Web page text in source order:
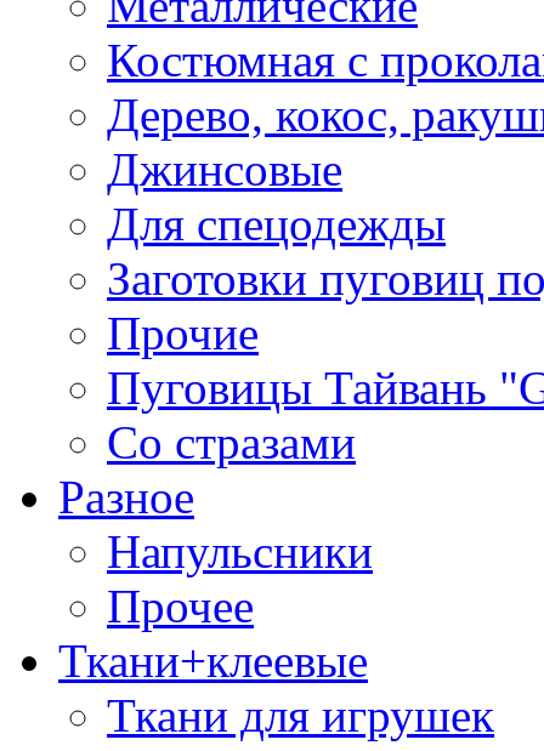
Костюмная с
Дерево, кокос,
Джинсовые
Для спецодежды
Заготовки пуговиц
Прочие
Пуговицы Тайвань
Со стразами
Разное
Напульсники
Прочее
Ткани+клеевые
Ткани для игрушек